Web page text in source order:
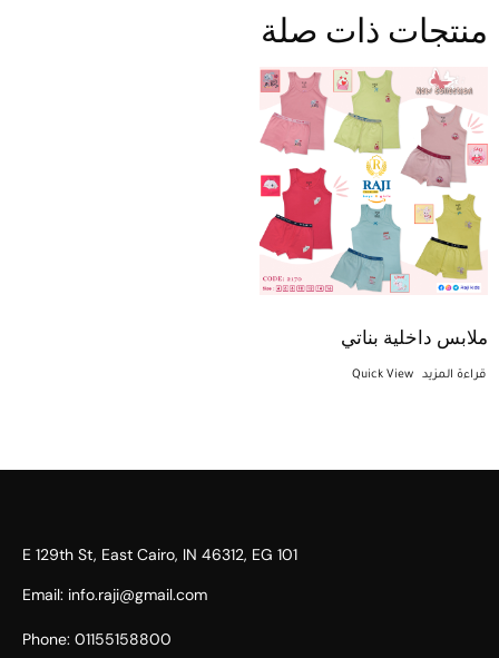
منتجات ذات صلة
ملابس داخلية بناتي
قراءة المزيد Quick View
101 E 129th St, East Cairo, IN 46312, EG​
Email: info.raji@gmail.com
Phone: 01155158800